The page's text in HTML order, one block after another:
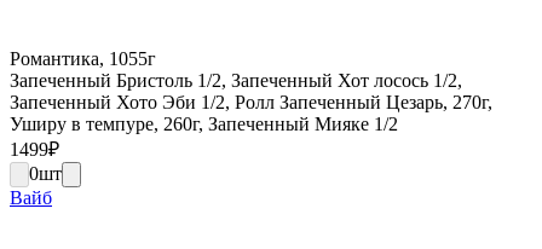
Романтика, 1055г
Запеченный Бристоль 1/2, Запеченный Хот лосось 1/2,
Запеченный Хото Эби 1/2, Ролл Запеченный Цезарь, 270г,
Уширу в темпуре, 260г, Запеченный Мияке 1/2
1499₽
0шт
Вайб